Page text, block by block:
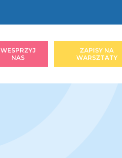
WESPRZYJ
NAS
ZAPISY NA
WARSZTATY